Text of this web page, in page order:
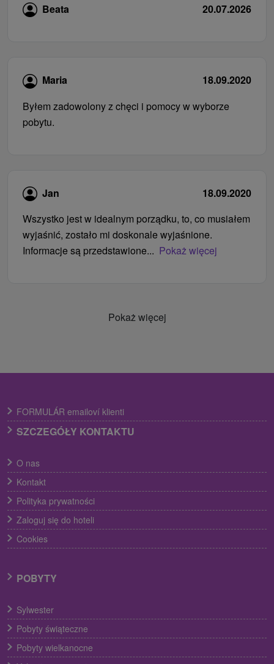
Beata 20.07.2026
Maria
18.09.2020
Byłem zadowolony z chęci i pomocy w wyborze
pobytu.
Jan
18.09.2020
Wszystko jest w idealnym porządku, to, co musiałem
wyjaśnić, zostało mi doskonale wyjaśnione.
Informacje są przedstawione... Pokaż więcej
Pokaż więcej
FORMULÁR emailoví klienti
SZCZEGÓŁY KONTAKTU
O nas
Kontakt
Polityka prywatności
Zaloguj się do hoteli
Cookies
POBYTY
Sylwester
Pobyty świąteczne
Pobyty wielkanocne